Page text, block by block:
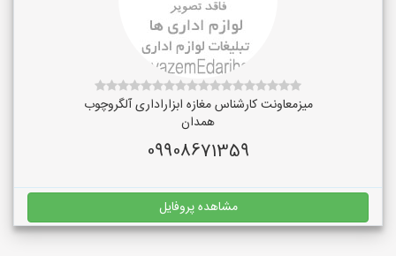
میزمعاونت کارشناس مغازه ابزاراداری آلگروچوب
همدان
09908671359
مشاهده پروفایل